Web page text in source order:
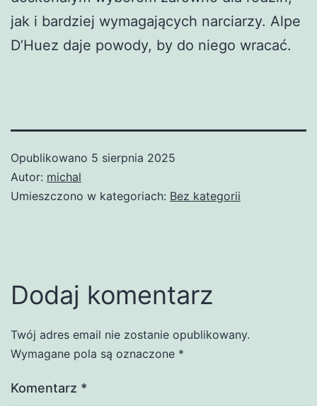
jak i bardziej wymagających narciarzy. Alpe
D’Huez daje powody, by do niego wracać.
Opublikowano 5 sierpnia 2025
Autor: michal
Umieszczono w kategoriach: Bez kategorii
Dodaj komentarz
Twój adres email nie zostanie opublikowany.
Wymagane pola są oznaczone *
Komentarz *